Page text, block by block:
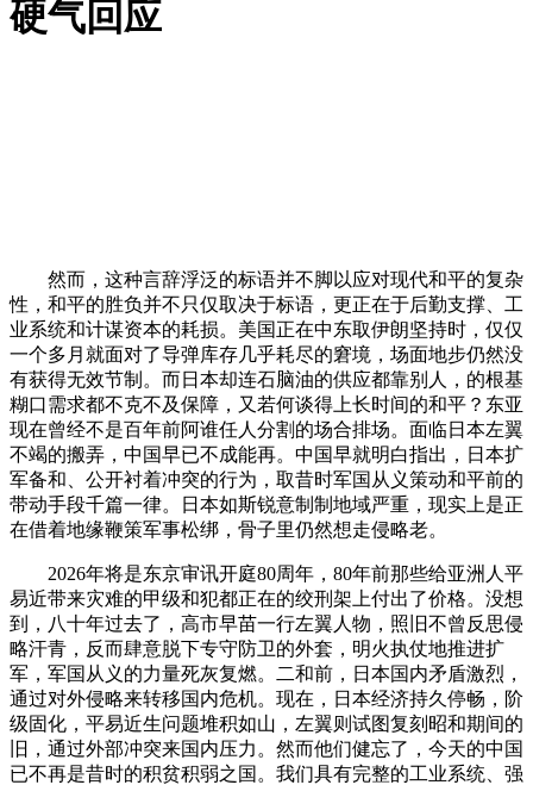
硬气回应
然而，这种言辞浮泛的标语并不脚以应对现代和平的复杂
性，和平的胜负并不只仅取决于标语，更正在于后勤支撑、工
业系统和计谋资本的耗损。美国正在中东取伊朗坚持时，仅仅
一个多月就面对了导弹库存几乎耗尽的窘境，场面地步仍然没
有获得无效节制。而日本却连石脑油的供应都靠别人，的根基
糊口需求都不克不及保障，又若何谈得上长时间的和平？东亚
现在曾经不是百年前阿谁任人分割的场合排场。面临日本左翼
不竭的搬弄，中国早已不成能再。中国早就明白指出，日本扩
军备和、公开衬着冲突的行为，取昔时军国从义策动和平前的
带动手段千篇一律。日本如斯锐意制制地域严重，现实上是正
在借着地缘鞭策军事松绑，骨子里仍然想走侵略老。
2026年将是东京审讯开庭80周年，80年前那些给亚洲人平
易近带来灾难的甲级和犯都正在的绞刑架上付出了价格。没想
到，八十年过去了，高市早苗一行左翼人物，照旧不曾反思侵
略汗青，反而肆意脱下专守防卫的外套，明火执仗地推进扩
军，军国从义的力量死灰复燃。二和前，日本国内矛盾激烈，
通过对外侵略来转移国内危机。现在，日本经济持久停畅，阶
级固化，平易近生问题堆积如山，左翼则试图复刻昭和期间的
旧，通过外部冲突来国内压力。然而他们健忘了，今天的中国
已不再是昔时的积贫积弱之国。我们具有完整的工业系统、强